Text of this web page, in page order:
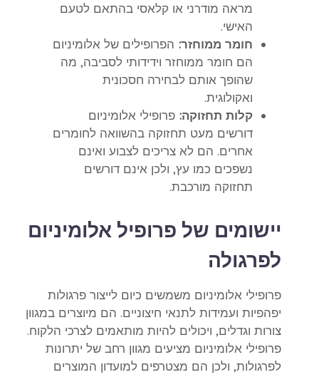
מראה מודרני או קלאסי בהתאם לטעם
האישי.
חומר ממוחזר: הפרופילים של אלומיניום
הם חומר ממוחזר וידידותי לסביבה, מה
שהופך אותם לבחירה חסכונית
ואקולוגית.
קלות תחזוקה: פרופילי אלומיניום
דורשים מעט תחזוקה בהשוואה לחומרים
אחרים. הם לא צריכים לצבוע ואינם
נשפכים כמו עץ, ולכן אינם דורשים
תחזוקה מורכבת.
יישומים של פרופיל אלומיניום
לפרגולה
פרופילי אלומיניום משמשים כיום לייצור פרגולות
יפהפיות ועמידות לתנאי חיצוניים. הם מיוצרים במגוון
צורות וגדלים, ויכולים להיות מותאמים לצרכי הלקוח.
פרופילי אלומיניום מציעים מגוון רחב של יתרונות
לפרגולות, ולכן הם מצטרפים למועדון המוצרים